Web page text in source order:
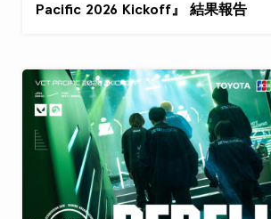
Pacific 2026 Kickoff』 結果報告